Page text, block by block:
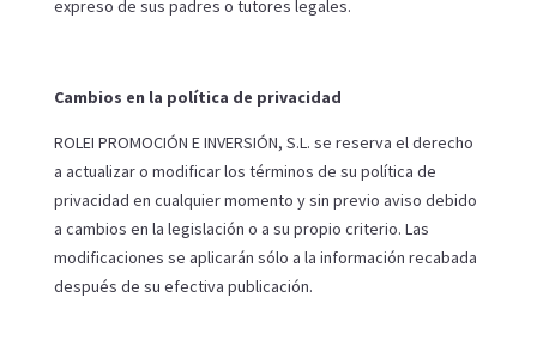
expreso de sus padres o tutores legales.
Cambios en la política de privacidad
ROLEI PROMOCIÓN E INVERSIÓN, S.L. se reserva el derecho
a actualizar o modificar los términos de su política de
privacidad en cualquier momento y sin previo aviso debido
a cambios en la legislación o a su propio criterio. Las
modificaciones se aplicarán sólo a la información recabada
después de su efectiva publicación.